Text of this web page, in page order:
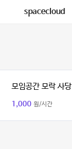
spacecloud
모임공간 모락 사당
1,000 원/시간